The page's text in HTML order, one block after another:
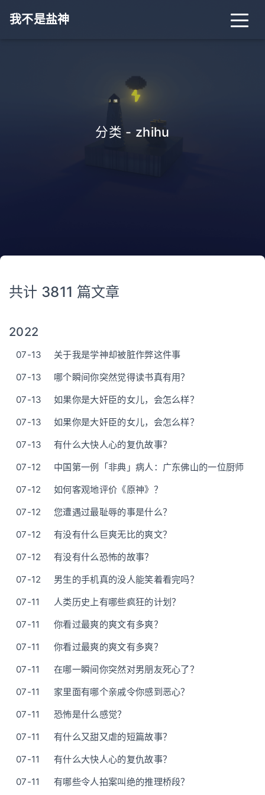
我不是盐神
分类 - zhihu
共计 3811 篇文章
2022
07-13
关于我是学神却被脏作弊这件事
07-13
哪个瞬间你突然觉得读书真有用？
07-13
如果你是大奸臣的女儿，会怎么样？
07-13
如果你是大奸臣的女儿，会怎么样？
07-13
有什么大快人心的复仇故事？
07-12
中国第一例「非典」病人：广东佛山的一位厨师
07-12
如何客观地评价《原神》？
07-12
您遭遇过最耻辱的事是什么？
07-12
有没有什么巨爽无比的爽文？
07-12
有没有什么恐怖的故事？
07-12
男生的手机真的没人能笑着看完吗？
07-11
人类历史上有哪些疯狂的计划？
07-11
你看过最爽的爽文有多爽？
07-11
你看过最爽的爽文有多爽？
07-11
在哪一瞬间你突然对男朋友死心了？
07-11
家里面有哪个亲戚令你感到恶心？
07-11
恐怖是什么感觉？
07-11
有什么又甜又虐的短篇故事？
07-11
有什么大快人心的复仇故事？
07-11
有哪些令人拍案叫绝的推理桥段？